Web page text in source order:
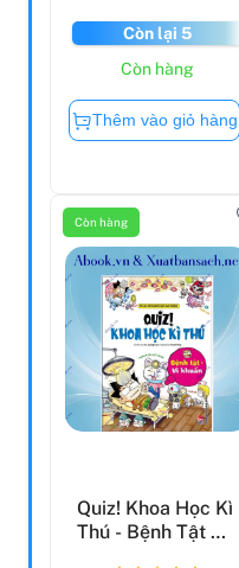
45.000 đ 44.000 đ
Còn lại 5
Còn hàng
Còn hàng